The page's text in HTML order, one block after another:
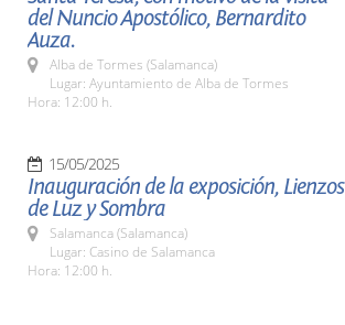
del Nuncio Apostólico, Bernardito
Auza.
Alba de Tormes (Salamanca)
Lugar: Ayuntamiento de Alba de Tormes
Hora: 12:00 h.
15/05/2025
Inauguración de la exposición, Lienzos
de Luz y Sombra
Salamanca (Salamanca)
Lugar: Casino de Salamanca
Hora: 12:00 h.